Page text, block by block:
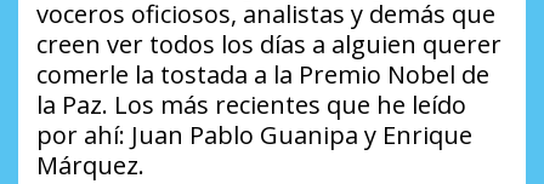
voceros oficiosos, analistas y demás que
creen ver todos los días a alguien querer
comerle la tostada a la Premio Nobel de
la Paz. Los más recientes que he leído
por ahí: Juan Pablo Guanipa y Enrique
Márquez.